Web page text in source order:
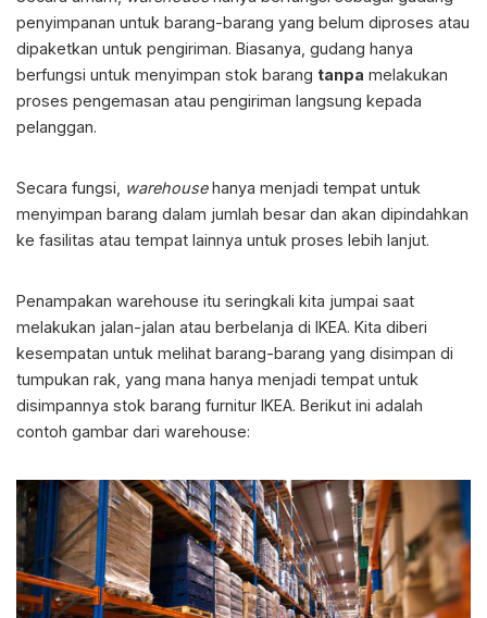
penyimpanan untuk barang-barang yang belum diproses atau
dipaketkan untuk pengiriman. Biasanya, gudang hanya
berfungsi untuk menyimpan stok barang tanpa melakukan
proses pengemasan atau pengiriman langsung kepada
pelanggan.
Secara fungsi, warehousehanya menjadi tempat untuk
menyimpan barang dalam jumlah besar dan akan dipindahkan
ke fasilitas atau tempat lainnya untuk proses lebih lanjut.
Penampakan warehouse itu seringkali kita jumpai saat
melakukan jalan-jalan atau berbelanja di IKEA. Kita diberi
kesempatan untuk melihat barang-barang yang disimpan di
tumpukan rak, yang mana hanya menjadi tempat untuk
disimpannya stok barang furnitur IKEA. Berikut ini adalah
contoh gambar dari warehouse: